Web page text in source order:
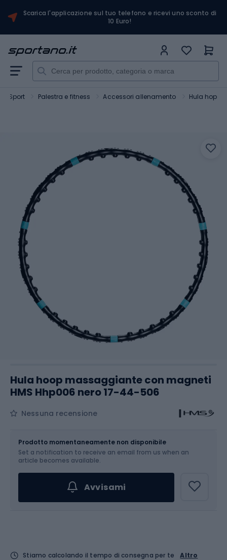
Scarica l'applicazione sul tuo telefono e ricevi uno sconto di
10 Euro!
Sport Palestra e fitness Accessori allenamento Hula hop
Hula hoop massaggiante con magneti
HMS Hhp006 nero 17-44-506
Nessuna recensione
Prodotto momentaneamente non disponibile
Set a notification to receive an email from us when an
article becomes available.
Avvisami
Stiamo calcolando il tempo di consegna per te
Altro